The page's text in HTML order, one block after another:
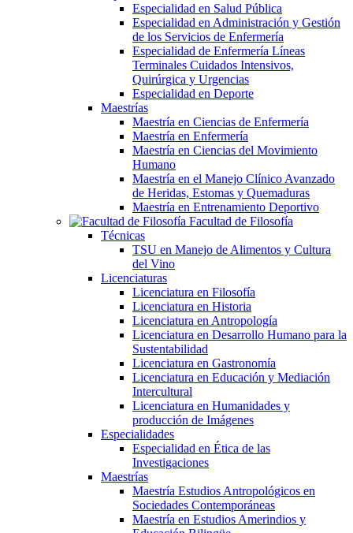
Especialidad en Salud Pública
Especialidad en Administración y Gestión
de los Servicios de Enfermería
Especialidad de Enfermería Líneas
Terminales Cuidados Intensivos,
Quirúrgica y Urgencias
Especialidad en Deporte
Maestrías
Maestría en Ciencias de Enfermería
Maestría en Enfermería
Maestría en Ciencias del Movimiento
Humano
Maestría en el Manejo Clínico Avanzado
de Heridas, Estomas y Quemaduras
Maestría en Entrenamiento Deportivo
Facultad de Filosofía
Técnicas
TSU en Manejo de Alimentos y Cultura
del Vino
Licenciaturas
Licenciatura en Filosofía
Licenciatura en Historia
Licenciatura en Antropología
Licenciatura en Desarrollo Humano para la
Sustentabilidad
Licenciatura en Gastronomía
Licenciatura en Educación y Mediación
Intercultural
Licenciatura en Humanidades y
producción de Imágenes
Especialidades
Especialidad en Ética de las
Investigaciones
Maestrías
Maestría Estudios Antropológicos en
Sociedades Contemporáneas
Maestría en Estudios Amerindios y